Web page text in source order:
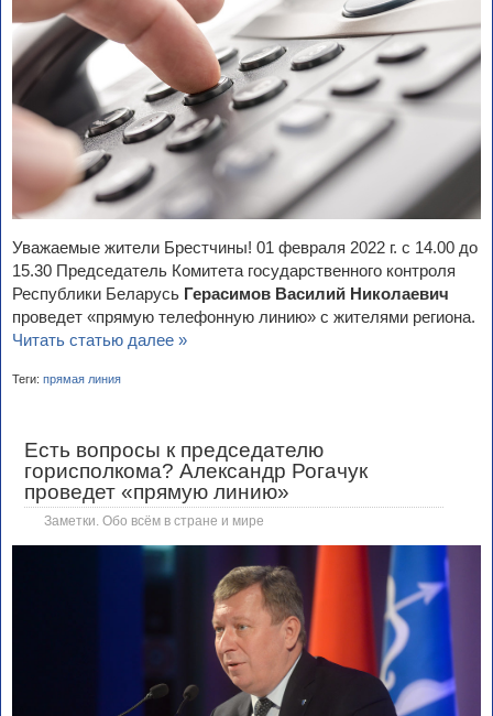
Уважаемые жители Брестчины! 01 февраля 2022 г. с 14.00 до
15.30 Председатель Комитета государственного контроля
Республики Беларусь Герасимов Василий Николаевич
проведет «прямую телефонную линию» с жителями региона.
Читать статью далее »
Теги: прямая линия
Есть вопросы к председателю
горисполкома? Александр Рогачук
проведет «прямую линию»
Заметки. Обо всём в стране и мире